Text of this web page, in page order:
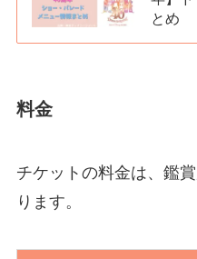
とめ
料金
チケットの料金は、鑑
ります。